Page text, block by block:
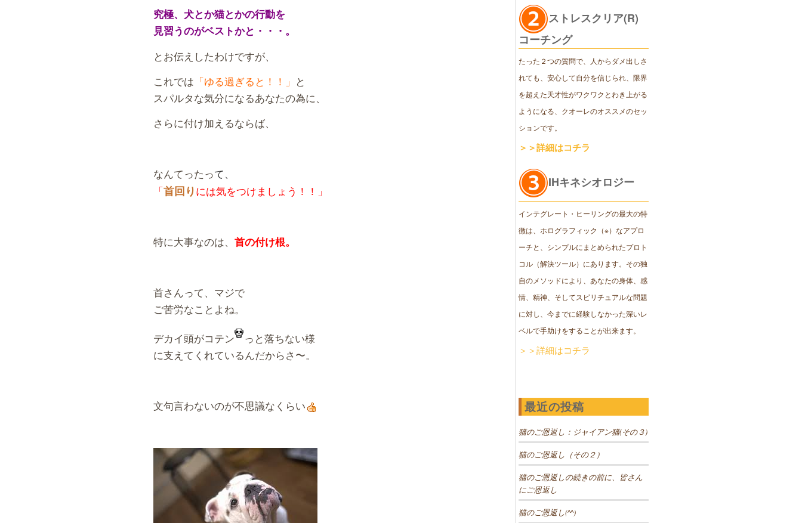
究極、犬とか猫とかの行動を
見習うのがベストかと・・・。
とお伝えしたわけですが、
これでは 「ゆる過ぎると！！」 と
スパルタな気分になるあなたの為に、
さらに付け加えるならば、
なんてったって、
「首回りには気をつけましょう！！」
特に大事なのは、 首の付け根。
首さんって、マジで
ご苦労なことよね。
デカイ頭がコテン
っと落ちない様
に支えてくれているんだからさ〜。
文句言わないのが不思議なくらい
ストレスクリア(R)
コーチング
たった２つの質問で、人からダメ出しさ
れても、安心して自分を信じられ、限界
を超えた天才性がワクワクとわき上がる
ようになる、クオーレのオススメのセッ
ションです。
＞＞詳細はコチラ
IHキネシオロジー
インテグレート・ヒーリングの最大の特
徴は、ホログラフィック（※）なアプロ
ーチと、シンプルにまとめられたプロト
コル（解決ツール）にあります。その独
自のメソッドにより、あなたの身体、感
情、精神、そしてスピリチュアルな問題
に対し、今までに経験しなかった深いレ
ベルで手助けをすることが出来ます。
＞＞詳細はコチラ
最近の投稿
猫のご恩返し：ジャイアン猫(その３)
猫のご恩返し（その２）
猫のご恩返しの続きの前に、皆さん
にご恩返し
猫のご恩返し(^^)